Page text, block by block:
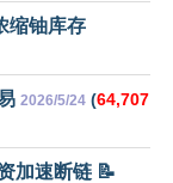
缩铀库存
2026/5/24 (64,707
加速断链 📝